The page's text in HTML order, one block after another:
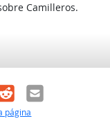
Camilleros.
Correo
página